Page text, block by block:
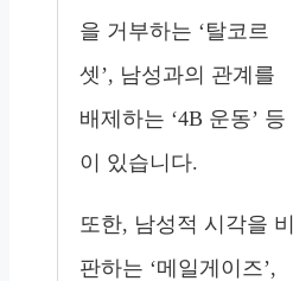
을 거부하는 ‘탈코르
셋’, 남성과의 관계를
배제하는 ‘4B 운동’ 등
이 있습니다.
또한, 남성적 시각을 비
판하는 ‘메일게이즈’,